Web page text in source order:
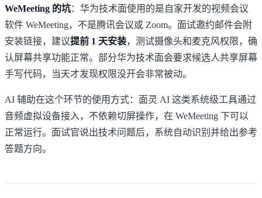
WeMeeting 的坑：华为技术面使用的是自家开发的视频会议
软件 WeMeeting，不是腾讯会议或 Zoom。面试邀约邮件会附
安装链接，建议提前 1 天安装，测试摄像头和麦克风权限，确
认屏幕共享功能正常。部分华为技术面会要求候选人共享屏幕
手写代码，当天才发现权限没开会非常被动。
AI 辅助在这个环节的使用方式：面灵 AI 这类系统级工具通过
音频虚拟设备接入，不依赖切屏操作，在 WeMeeting 下可以
正常运行。面试官说出技术问题后，系统自动识别并给出参考
答题方向。